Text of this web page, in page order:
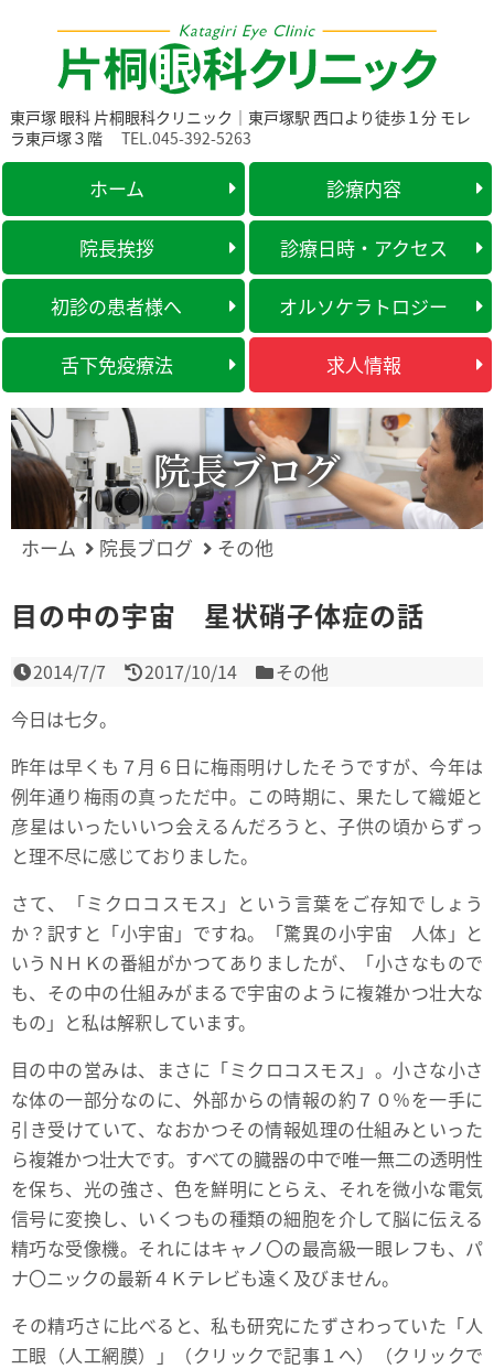
東戸塚 眼科 片桐眼科クリニック｜東戸塚駅 西口より徒歩１分 モレ
ラ東戸塚３階
TEL.045-392-5263
ホーム 診療内容
院長挨拶 診療日時・アクセス
初診の患者様へ オルソケラトロジー
舌下免疫療法 求人情報
院長ブログ
ホーム 院長ブログ その他
目の中の宇宙 星状硝子体症の話
2014/7/7 2017/10/14
その他
今日は七夕。
昨年は早くも７月６日に梅雨明けしたそうですが、今年は
例年通り梅雨の真っただ中。この時期に、果たして織姫と
彦星はいったいいつ会えるんだろうと、子供の頃からずっ
と理不尽に感じておりました。
さて、「ミクロコスモス」という言葉をご存知でしょう
か？訳すと「小宇宙」ですね。「驚異の小宇宙 人体」と
いうＮＨＫの番組がかつてありましたが、「小さなもので
も、その中の仕組みがまるで宇宙のように複雑かつ壮大な
もの」と私は解釈しています。
目の中の営みは、まさに「ミクロコスモス」。小さな小さ
な体の一部分なのに、外部からの情報の約７０％を一手に
引き受けていて、なおかつその情報処理の仕組みといった
ら複雑かつ壮大です。すべての臓器の中で唯一無二の透明性
を保ち、光の強さ、色を鮮明にとらえ、それを微小な電気
信号に変換し、いくつもの種類の細胞を介して脳に伝える
精巧な受像機。それにはキャノ〇の最高級一眼レフも、パ
ナ〇ニックの最新４Ｋテレビも遠く及びません。
その精巧さに比べると、私も研究にたずさわっていた「人
工眼（人工網膜）」
（クリックで記事１へ）
（クリックで